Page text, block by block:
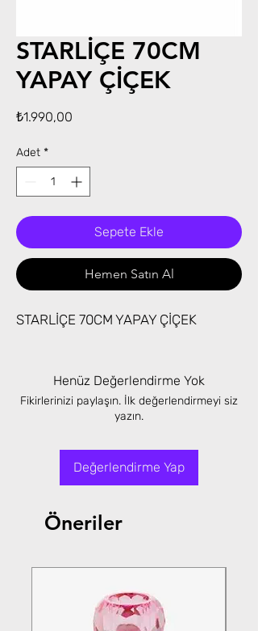
STARLİÇE 70CM
YAPAY ÇİÇEK
₺1.990,00
Adet *
Sepete Ekle
Hemen Satın Al
STARLİÇE 70CM YAPAY ÇİÇEK
Henüz Değerlendirme Yok
Fikirlerinizi paylaşın. İlk değerlendirmeyi siz
yazın.
Değerlendirme Yap
Öneriler